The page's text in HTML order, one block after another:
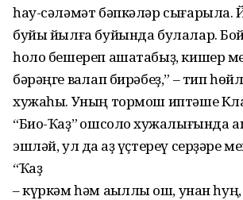
һау-сәләмәт бәпкәләр сығарыла.
буйы йылға буйында булалар.
һоло бешереп ашатабыҙ, кишер
бәрәңге ваҡлап бирәбеҙ,” – тип
хужаһы. Уның тормош иптәше
“Био-Ҡаҙ” ҡошсолоҡ хужалығында
эшләй, ул да ҡаҙ үҫтереү серҙәре
“Ҡаҙ
– күркәм һәм аҡыллы ҡош, унан